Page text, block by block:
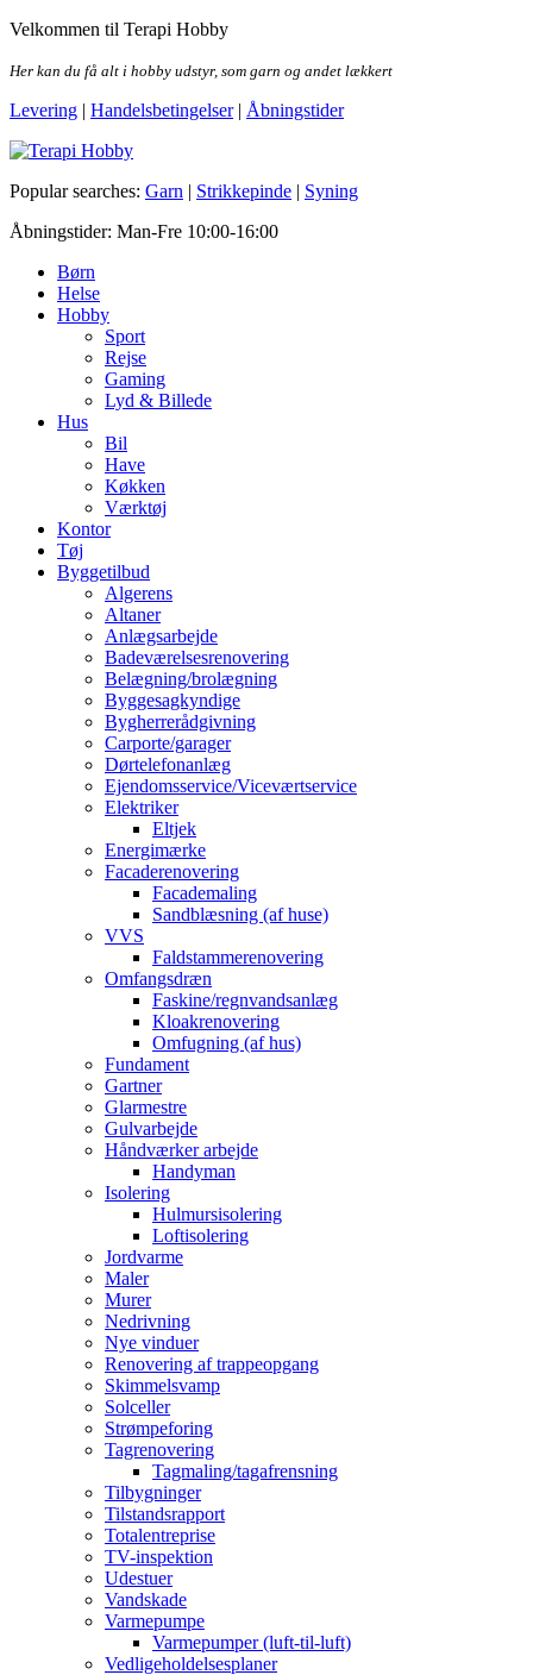
Skip
the
Velkommen til Terapi Hobby
Her kan du få alt i hobby udstyr, som garn og andet lækkert
Levering | Handelsbetingelser| Åbningstider
Terapi Hobby
Popular searches: Garn | Strikkepinde | Syning
Åbningstider: Man-Fre 10:00-16:00
Børn
Helse
Hobby
Sport
Rejse
Gaming
Lyd & Billede
Hus
Bil
Have
Køkken
Værktøj
Kontor
Tøj
Byggetilbud
Algerens
Altaner
Anlægsarbejde
Badeværelsesrenovering
Belægning/brolægning
Byggesagkyndige
Bygherrerådgivning
Carporte/garager
Dørtelefonanlæg
Ejendomsservice/Viceværtservice
Elektriker
Eltjek
Energimærke
Facaderenovering
Facademaling
Sandblæsning (af huse)
VVS
Faldstammerenovering
Omfangsdræn
Faskine/regnvandsanlæg
Kloakrenovering
Omfugning (af hus)
Fundament
Gartner
Glarmestre
Gulvarbejde
Håndværker arbejde
Handyman
Isolering
Hulmursisolering
Loftisolering
Jordvarme
Maler
Murer
Nedrivning
Nye vinduer
Renovering af trappeopgang
Skimmelsvamp
Solceller
Strømpeforing
Tagrenovering
Tagmaling/tagafrensning
Tilbygninger
Tilstandsrapport
Totalentreprise
TV-inspektion
Udestuer
Vandskade
Varmepumpe
Varmepumper (luft-til-luft)
Vedligeholdelsesplaner